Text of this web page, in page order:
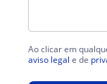
Ao clicar em
aviso legal e de